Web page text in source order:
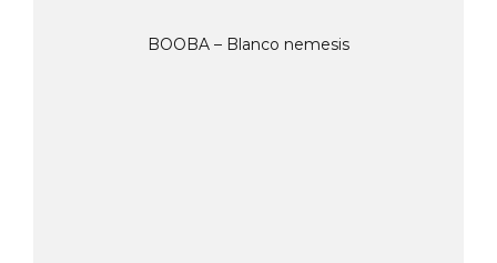
BOOBA – Blanco nemesis